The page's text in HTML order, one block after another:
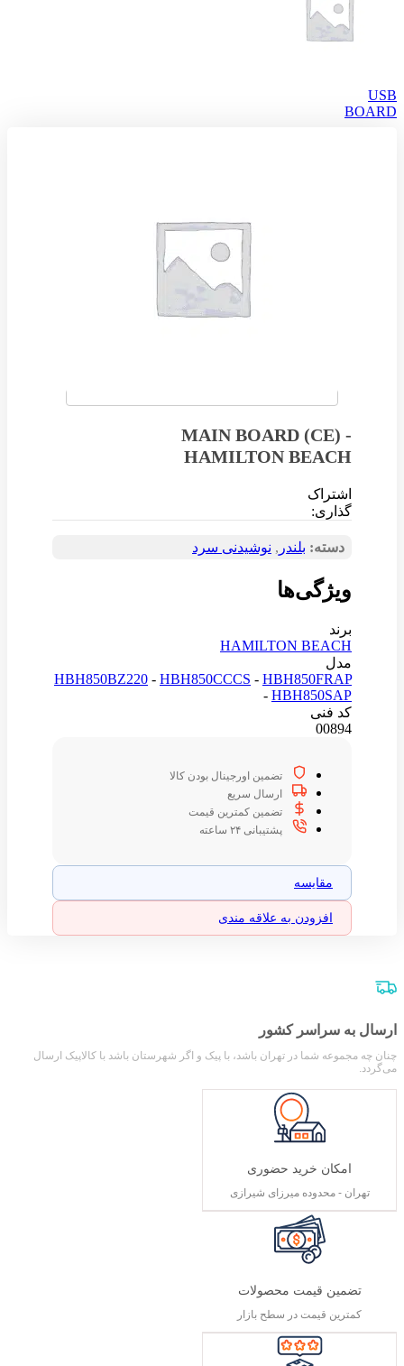
USB
BOARD
MAIN BOARD (CE) -
HAMILTON BEACH
اشتراک
گذاری:
دسته: بلندر , نوشیدنی سرد
ویژگی‌ها
برند
HAMILTON BEACH
مدل
HBH850BZ220 - HBH850CCCS - HBH850FRAP
- HBH850SAP
کد فنی
00894
تضمین اورجینال بودن کالا
ارسال سریع
تضمین کمترین قیمت
پشتیبانی ۲۴ ساعته
مقایسه
افزودن به علاقه مندی
ارسال به سراسر کشور
چنان چه مجموعه شما در تهران باشد، با پیک و اگر شهرستان باشد با کالاپیک ارسال
می‌گردد.
امکان خرید حضوری
تهران - محدوده میرزای شیرازی
تضمین قیمت محصولات
کمترین قیمت در سطح بازار